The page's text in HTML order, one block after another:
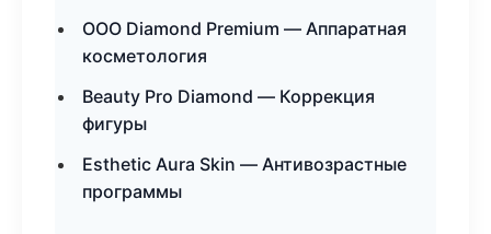
ООО Diamond Premium — Аппаратная
косметология
Beauty Pro Diamond — Коррекция
фигуры
Esthetic Aura Skin — Антивозрастные
программы